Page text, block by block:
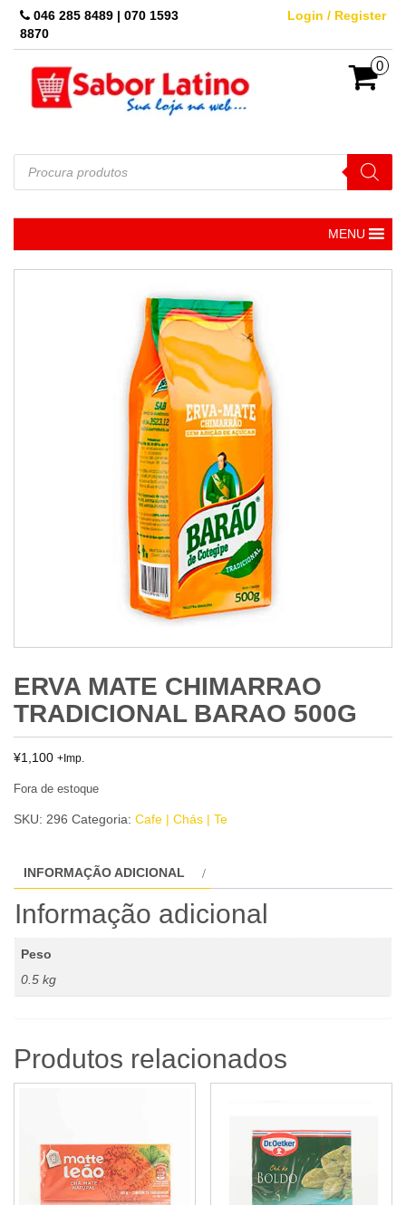
Skip
046 285 8489 | 070 1593
8870
Login / Register
0
Pesquisar
produtos
MENU
ERVA MATE CHIMARRAO
TRADICIONAL BARAO 500G
¥1,100 +Imp.
Fora de estoque
SKU: 296 Categoria: Cafe | Chás | Te
INFORMAÇÃO ADICIONAL
Informação adicional
Peso
0.5 kg
Produtos relacionados